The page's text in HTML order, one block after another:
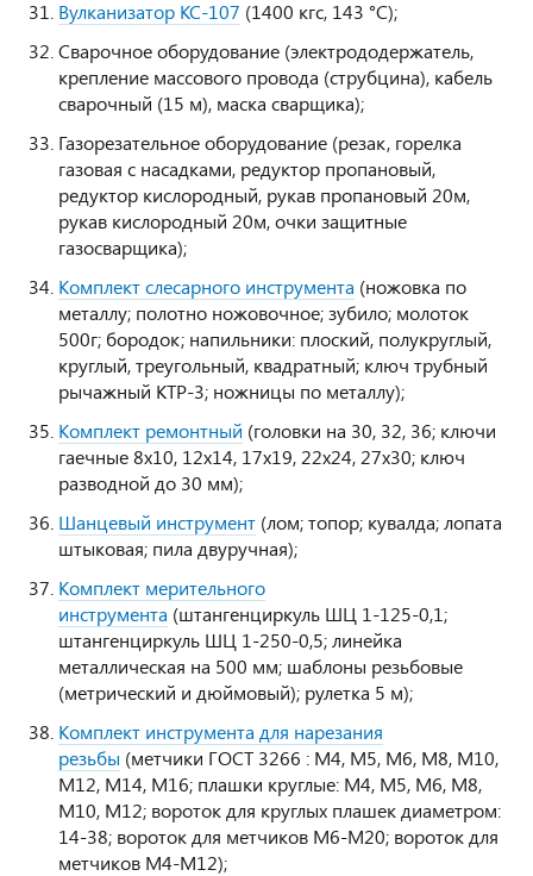
Вулканизатор КС-107 (1400 кгс, 143 °C);
Сварочное оборудование (электрододержатель,
крепление массового провода (струбцина), кабель
сварочный (15 м), маска сварщика);
Газорезательное оборудование (резак, горелка
газовая с насадками, редуктор пропановый,
редуктор кислородный, рукав пропановый 20м,
рукав кислородный 20м, очки защитные
газосварщика);
Комплект слесарного инструмента (ножовка по
металлу; полотно ножовочное; зубило; молоток
500г; бородок; напильники: плоский, полукруглый,
круглый, треугольный, квадратный; ключ трубный
рычажный КТР-3; ножницы по металлу);
Комплект ремонтный (головки на 30, 32, 36; ключи
гаечные 8х10, 12х14, 17х19, 22х24, 27х30; ключ
разводной до 30 мм);
Шанцевый инструмент (лом; топор; кувалда; лопата
штыковая; пила двуручная);
Комплект мерительного
инструмента (штангенциркуль ШЦ 1-125-0,1;
штангенциркуль ШЦ 1-250-0,5; линейка
металлическая на 500 мм; шаблоны резьбовые
(метрический и дюймовый); рулетка 5 м);
Комплект инструмента для нарезания
резьбы (метчики ГОСТ 3266 : М4, М5, М6, М8, М10,
М12, М14, М16; плашки круглые: М4, М5, М6, М8,
М10, М12; вороток для круглых плашек диаметром:
14-38; вороток для метчиков М6-М20; вороток для
метчиков М4-М12);